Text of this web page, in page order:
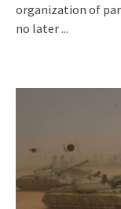
organization of
no later...